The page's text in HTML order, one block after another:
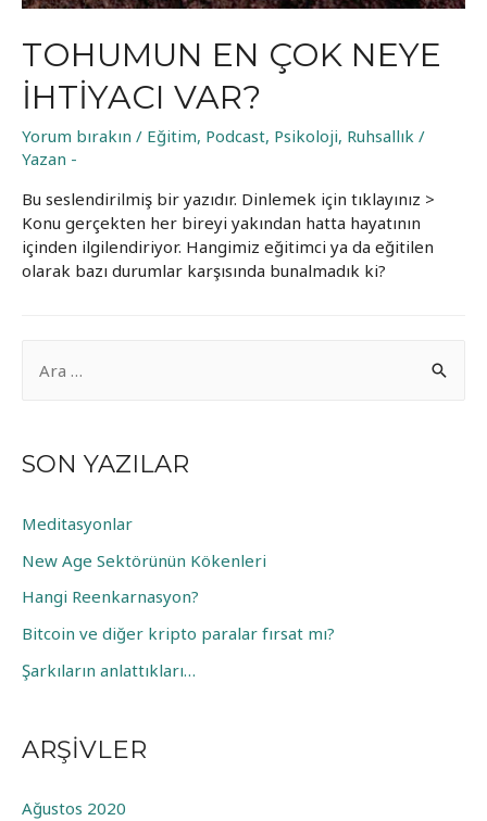
TOHUMUN EN ÇOK NEYE
IHTIYACI VAR?
Yorum bırakın / Eğitim, Podcast, Psikoloji, Ruhsallık /
Yazan -
Bu seslendirilmiş bir yazıdır. Dinlemek için tıklayınız >
Konu gerçekten her bireyi yakından hatta hayatının
içinden ilgilendiriyor. Hangimiz eğitimci ya da eğitilen
olarak bazı durumlar karşısında bunalmadık ki?
m
:
SON YAZILAR
Meditasyonlar
New Age Sektörünün Kökenleri
Hangi Reenkarnasyon?
Bitcoin ve diğer kripto paralar fırsat mı?
Şarkıların anlattıkları…
ARŞIVLER
Ağustos 2020